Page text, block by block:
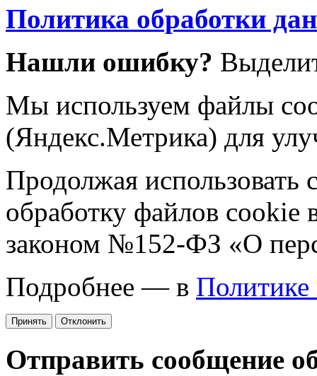
Политика обработки
Нашли ошибку?
Мы используем файлы
(Яндекс.Метрика) для
Продолжая использовать
обработку файлов cookie
законом №152-ФЗ «О
Подробнее — в Политике
Принять Отклонить
Отправить сообщение